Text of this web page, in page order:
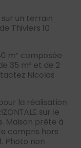
un terrain
Thiviers 10
m² composée
35 m² et de 2
Nicolas
la réalisation
sur le
Maison prête à
compris hors
Photo non